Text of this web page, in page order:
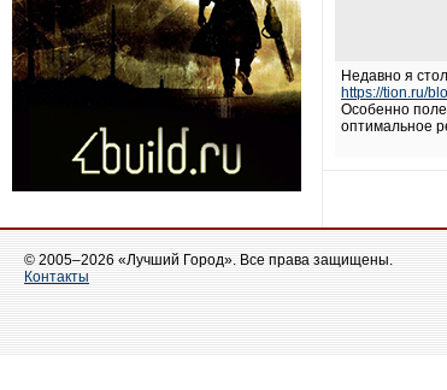
Недавно я
https://tion.ru/
Особенно
оптимальное
© 2005–2026 «Лучший Город». Все права защищены.
Контакты